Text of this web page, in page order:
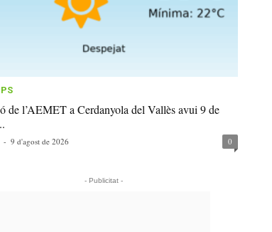
de l’AEMET a Cerdanyola del Vallès avui 9 de
- 9 d'agost de 2026 0
- Publicitat -